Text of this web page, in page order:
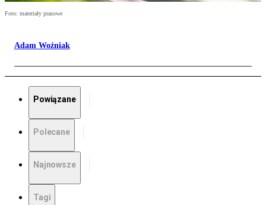
Foto: materiały prasowe
Adam Woźniak
Powiązane
Polecane
Najnowsze
Tagi